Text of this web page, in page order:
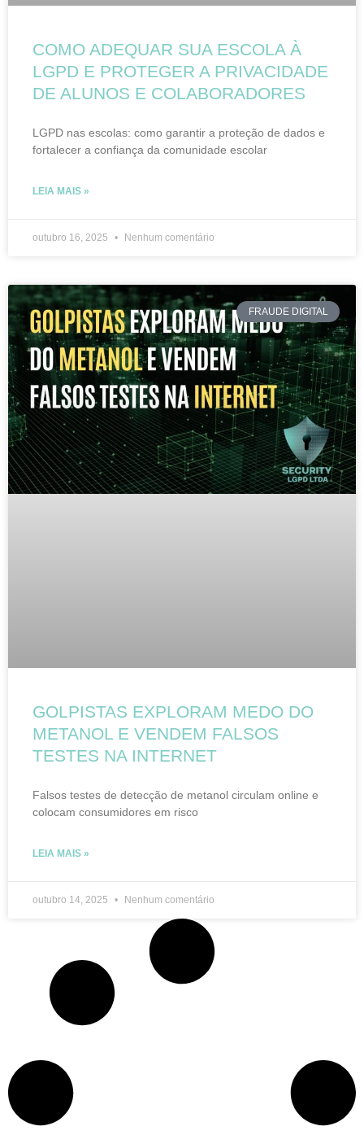
COMO ADEQUAR SUA ESCOLA À
LGPD E PROTEGER A PRIVACIDADE
DE ALUNOS E COLABORADORES
LGPD nas escolas: como garantir a proteção de dados e
fortalecer a confiança da comunidade escolar
LEIA MAIS »
outubro 16, 2025 Nenhum comentário
FRAUDE DIGITAL
GOLPISTAS EXPLORAM MEDO DO
METANOL E VENDEM FALSOS
TESTES NA INTERNET
Falsos testes de detecção de metanol circulam online e
colocam consumidores em risco
LEIA MAIS »
outubro 14, 2025 Nenhum comentário